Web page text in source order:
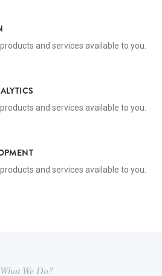
and services available to you.
and services available to you.
and services available to you.
What We Do?